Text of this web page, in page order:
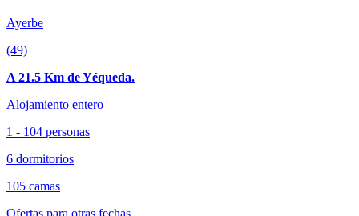
Ayerbe
(49)
A 21.5 Km de Yéqueda.
Alojamiento entero
1 - 104 personas
6 dormitorios
105 camas
Ofertas para otras fechas